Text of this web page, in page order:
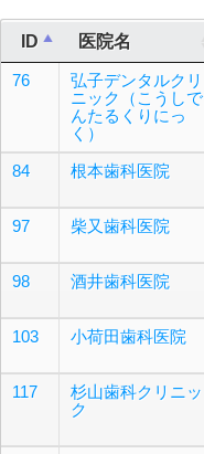
ID 医院名
76
弘子デンタルクリ
ニック（こうしで
んたるくりにっ
く）
84 根本歯科医院
97 柴又歯科医院
98 酒井歯科医院
103 小荷田歯科医院
117
杉山歯科クリニッ
ク